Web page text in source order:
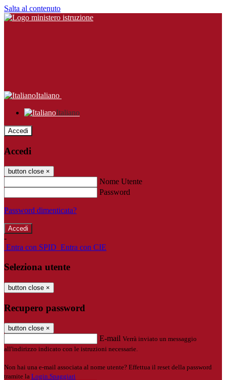
Salta al contenuto
Italiano
Italiano
Accedi
Accedi
button close ×
Nome Utente
Password
Password dimenticata?
-
Entra con SPID Entra con CIE
Seleziona utente
button close ×
Recupero password
button close ×
E-mail Verrà inviato un messaggio
all'indirizzo indicato con le istruzioni necessarie.
Non hai una e-mail associata al nome utente? Effettua il reset della password
tramite la Login Spaggiari